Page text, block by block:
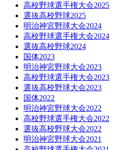
高校野球選手権大会2025
選抜高校野球2025
明治神宮野球大会2024
高校野球選手権大会2024
選抜高校野球2024
国体2023
明治神宮野球大会2023
高校野球選手権大会2023
選抜高校野球大会2023
国体2022
明治神宮野球大会2022
高校野球選手権大会2022
選抜高校野球大会2022
明治神宮野球大会2021